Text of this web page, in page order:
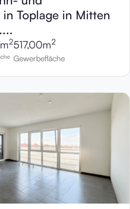
in Toplage in Mitten
m2517,00m2
Gewerbefläche